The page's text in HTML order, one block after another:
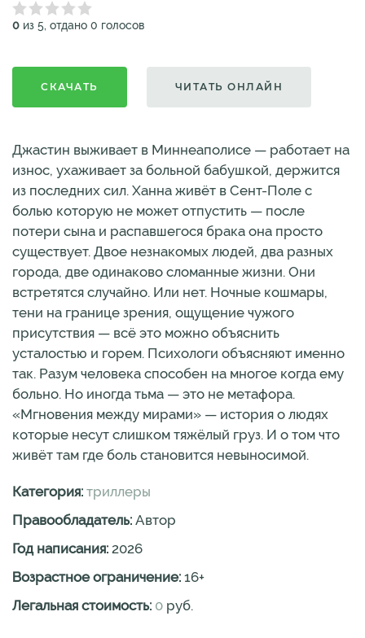
0 из 5, отдано 0 голосов
СКАЧАТЬ ЧИТАТЬ ОНЛАЙН
Джастин выживает в Миннеаполисе — работает на
износ, ухаживает за больной бабушкой, держится
из последних сил. Ханна живёт в Сент-Поле с
болью которую не может отпустить — после
потери сына и распавшегося брака она просто
существует. Двое незнакомых людей, два разных
города, две одинаково сломанные жизни. Они
встретятся случайно. Или нет. Ночные кошмары,
тени на границе зрения, ощущение чужого
присутствия — всё это можно объяснить
усталостью и горем. Психологи объясняют именно
так. Разум человека способен на многое когда ему
больно. Но иногда тьма — это не метафора.
«Мгновения между мирами» — история о людях
которые несут слишком тяжёлый груз. И о том что
живёт там где боль становится невыносимой.
Категория: триллеры
Правообладатель: Автор
Год написания: 2026
Возрастное ограничение: 16+
Легальная стоимость: 0 руб.